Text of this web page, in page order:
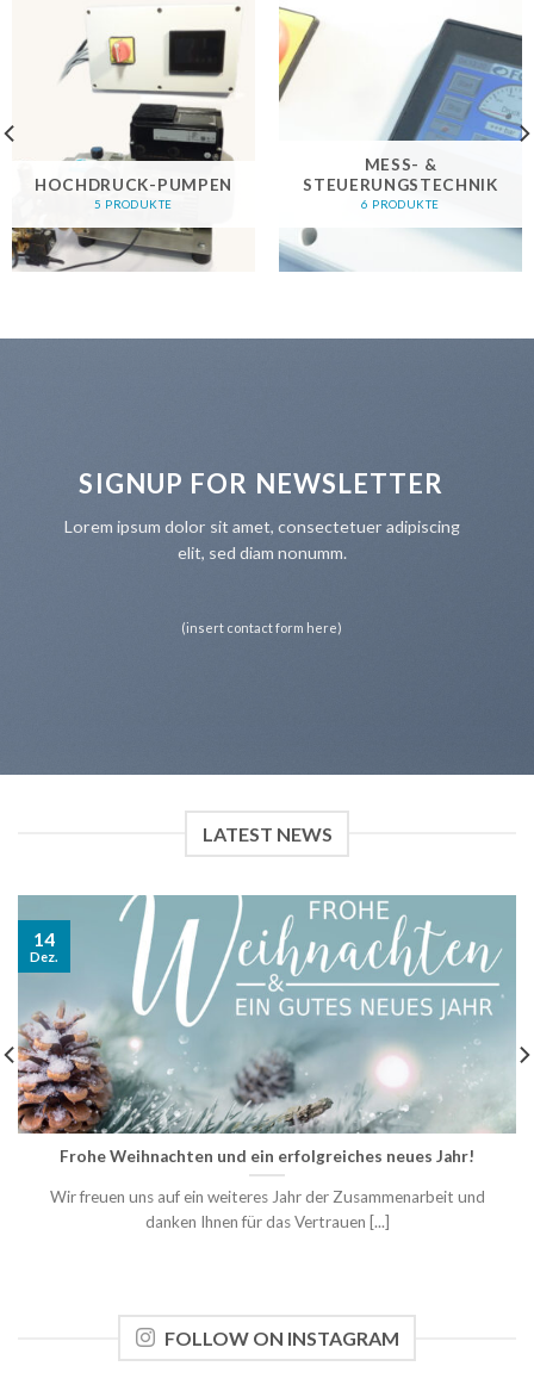
HOCHDRUCK-PUMPEN
5 PRODUKTE
MESS- &
STEUERUNGSTECHNIK
6 PRODUKTE
SIGNUP FOR NEWSLETTER
Lorem ipsum dolor sit amet, consectetuer adipiscing
elit, sed diam nonumm.
(insert contact form here)
LATEST NEWS
Frohe Weihnachten und ein erfolgreiches neues Jahr!
Wir freuen uns auf ein weiteres Jahr der Zusammenarbeit und
danken Ihnen für das Vertrauen [...]
14
Dez.
FOLLOW ON INSTAGRAM